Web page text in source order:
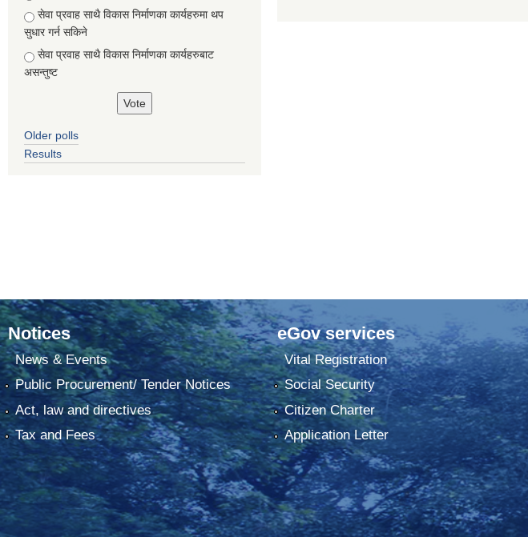
सेवा प्रवाह साथै विकास निर्माणका कार्यहरुमा थप
सुधार गर्न सकिने
सेवा प्रवाह साथै विकास निर्माणका कार्यहरुबाट
असन्तुष्ट
Older polls
Results
Notices
News & Events
Public Procurement/ Tender Notices
Act, law and directives
Tax and Fees
eGov services
Vital Registration
Social Security
Citizen Charter
Application Letter